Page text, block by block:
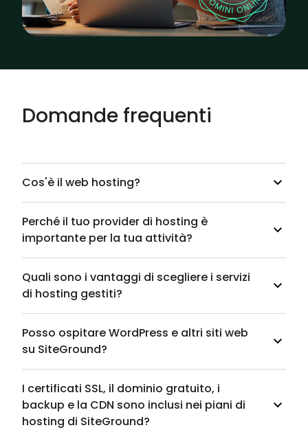
Domande frequenti
Cos'è il web hosting?
Perché il tuo provider di hosting è
importante per la tua attività?
Quali sono i vantaggi di scegliere i servizi
di hosting gestiti?
Posso ospitare WordPress e altri siti web
su SiteGround?
I certificati SSL, il dominio gratuito, i
backup e la CDN sono inclusi nei piani di
hosting di SiteGround?